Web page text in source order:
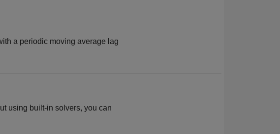
a periodic moving average lag
using built-in solvers, you can